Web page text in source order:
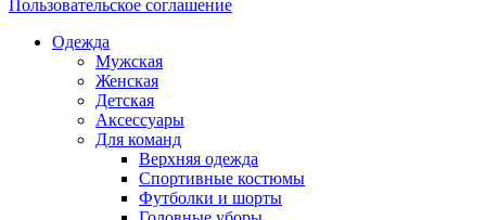
Пользовательское соглашение
Одежда
Мужская
Женская
Детская
Аксессуары
Для команд
Верхняя одежда
Спортивные костюмы
Футболки и шорты